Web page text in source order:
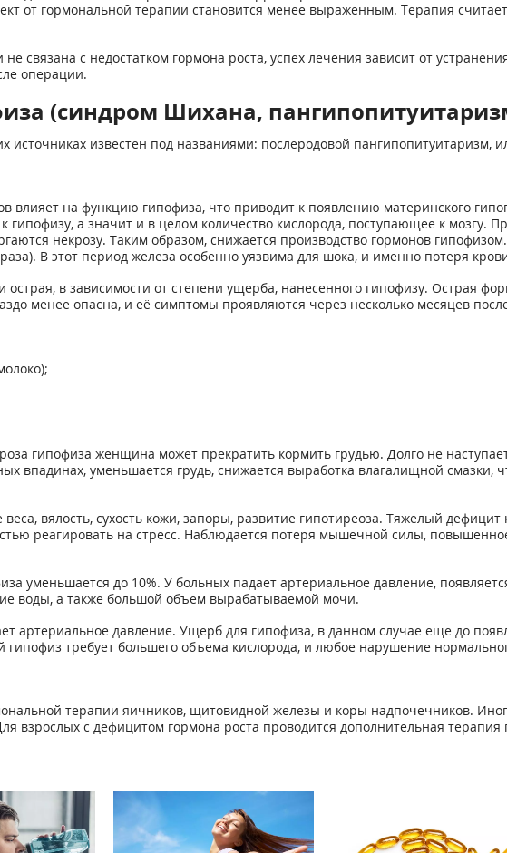
от гормональной терапии становится менее выраженным. Терапия
связана с недостатком гормона роста, успех лечения зависит от
операции.
(синдром Шихана,
источниках известен под названиями: послеродовой пангипопитуитаризм,
влияет на функцию гипофиза, что приводит к появлению материнского
а значит и в целом количество кислорода, поступающее к мозгу.
некрозу. Таким образом, снижается производство гормонов
В этот период железа особенно уязвима для шока, и именно потеря
в зависимости от степени ущерба, нанесенного гипофизу. Острая
менее опасна, и её симптомы проявляются через несколько месяцев
гипофиза женщина может прекратить кормить грудью. Долго не
впадинах, уменьшается грудь, снижается выработка влагалищной
вялость, сухость кожи, запоры, развитие гипотиреоза. Тяжелый
реагировать на стресс. Наблюдается потеря мышечной силы,
уменьшается до 10%. У больных падает артериальное давление,
воды, а также большой объем вырабатываемой мочи.
артериальное давление. Ущерб для гипофиза, в данном случае еще до
требует большего объема кислорода, и любое нарушение
терапии яичников, щитовидной железы и коры надпочечников.
взрослых с дефицитом гормона роста проводится дополнительная терапия